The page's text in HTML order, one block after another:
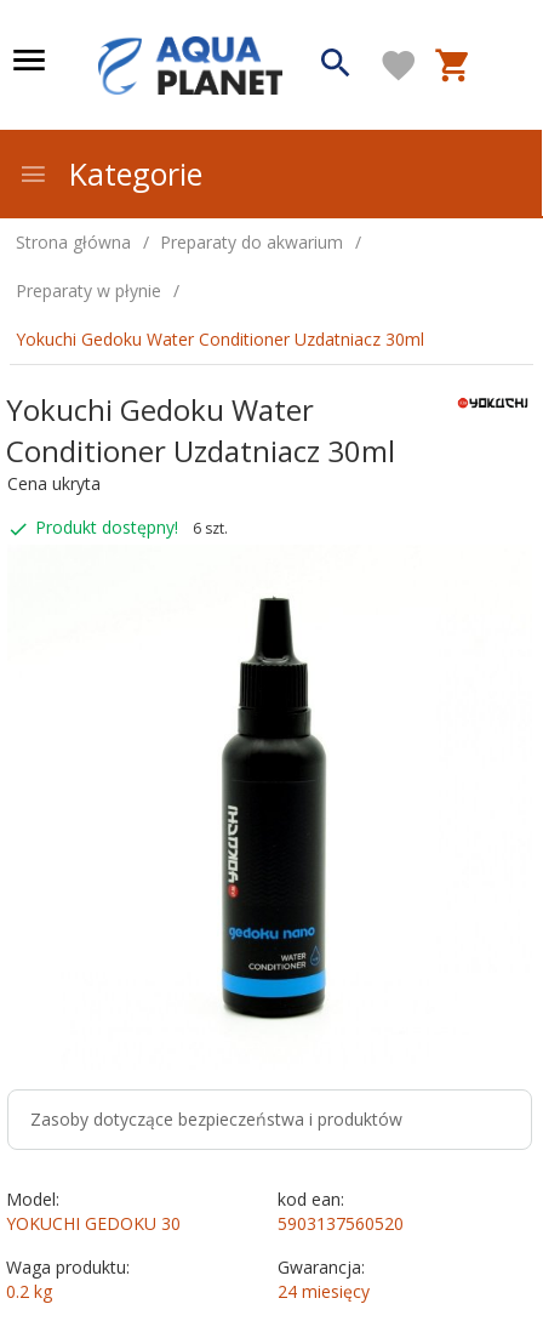
Kategorie
Strona główna Preparaty do akwarium
Preparaty w płynie
Yokuchi Gedoku Water Conditioner Uzdatniacz 30ml
Yokuchi Gedoku Water
Conditioner Uzdatniacz 30ml
Cena ukryta
Produkt dostępny!
6 szt.
Zasoby dotyczące bezpieczeństwa i produktów
Model:
YOKUCHI GEDOKU 30
kod ean:
5903137560520
Waga produktu:
0.2 kg
Gwarancja:
24 miesięcy